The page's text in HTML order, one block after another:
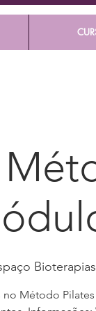
Método